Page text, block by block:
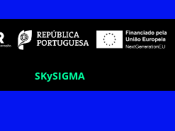
SKySIGMA